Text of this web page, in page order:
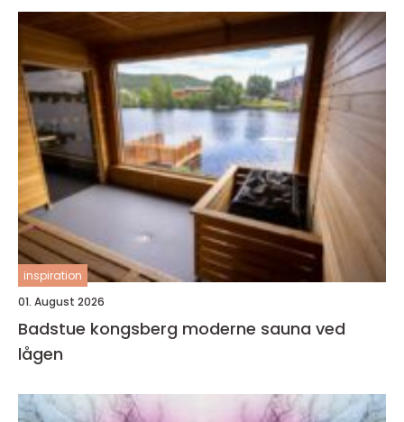
inspiration
01. August 2026
Badstue kongsberg moderne sauna ved
lågen